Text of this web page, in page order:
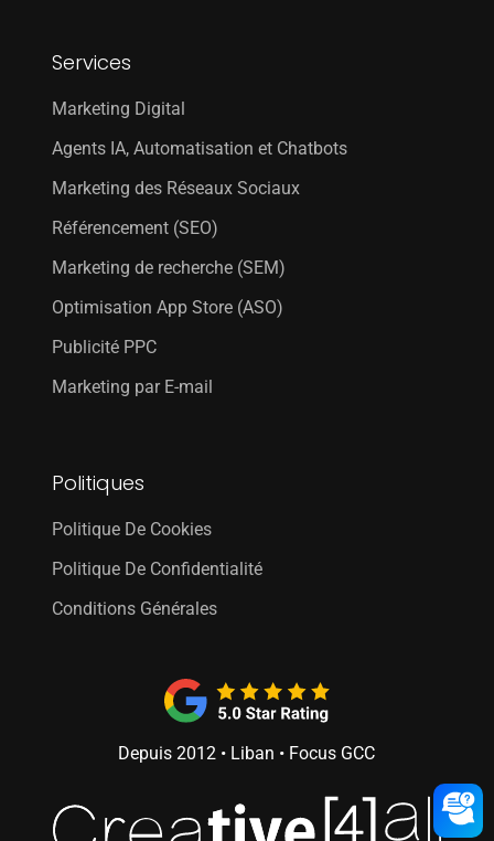
Services
Marketing Digital
Agents IA, Automatisation et Chatbots
Marketing des Réseaux Sociaux
Référencement (SEO)
Marketing de recherche (SEM)
Optimisation App Store (ASO)
Publicité PPC
Marketing par E-mail
Politiques
Politique De Cookies
Politique De Confidentialité
Conditions Générales
Depuis 2012 • Liban • Focus GCC